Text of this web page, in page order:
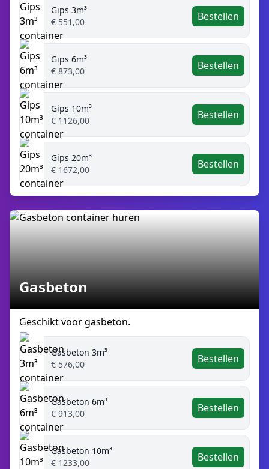
Gips 3m³
€ 551,00
Bestellen
Gips 6m³
€ 873,00
Bestellen
Gips 10m³
€ 1126,00
Bestellen
Gips 20m³
€ 1672,00
Bestellen
Gasbeton
Geschikt voor gasbeton.
Gasbeton 3m³
€ 576,00
Bestellen
Gasbeton 6m³
€ 913,00
Bestellen
Gasbeton 10m³
€ 1233,00
Bestellen